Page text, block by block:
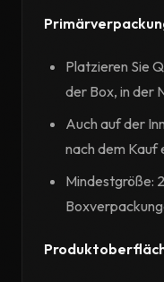
Platzieren Sie
der Box, in der
Auch auf der
nach dem Kauf
Mindestgröße: